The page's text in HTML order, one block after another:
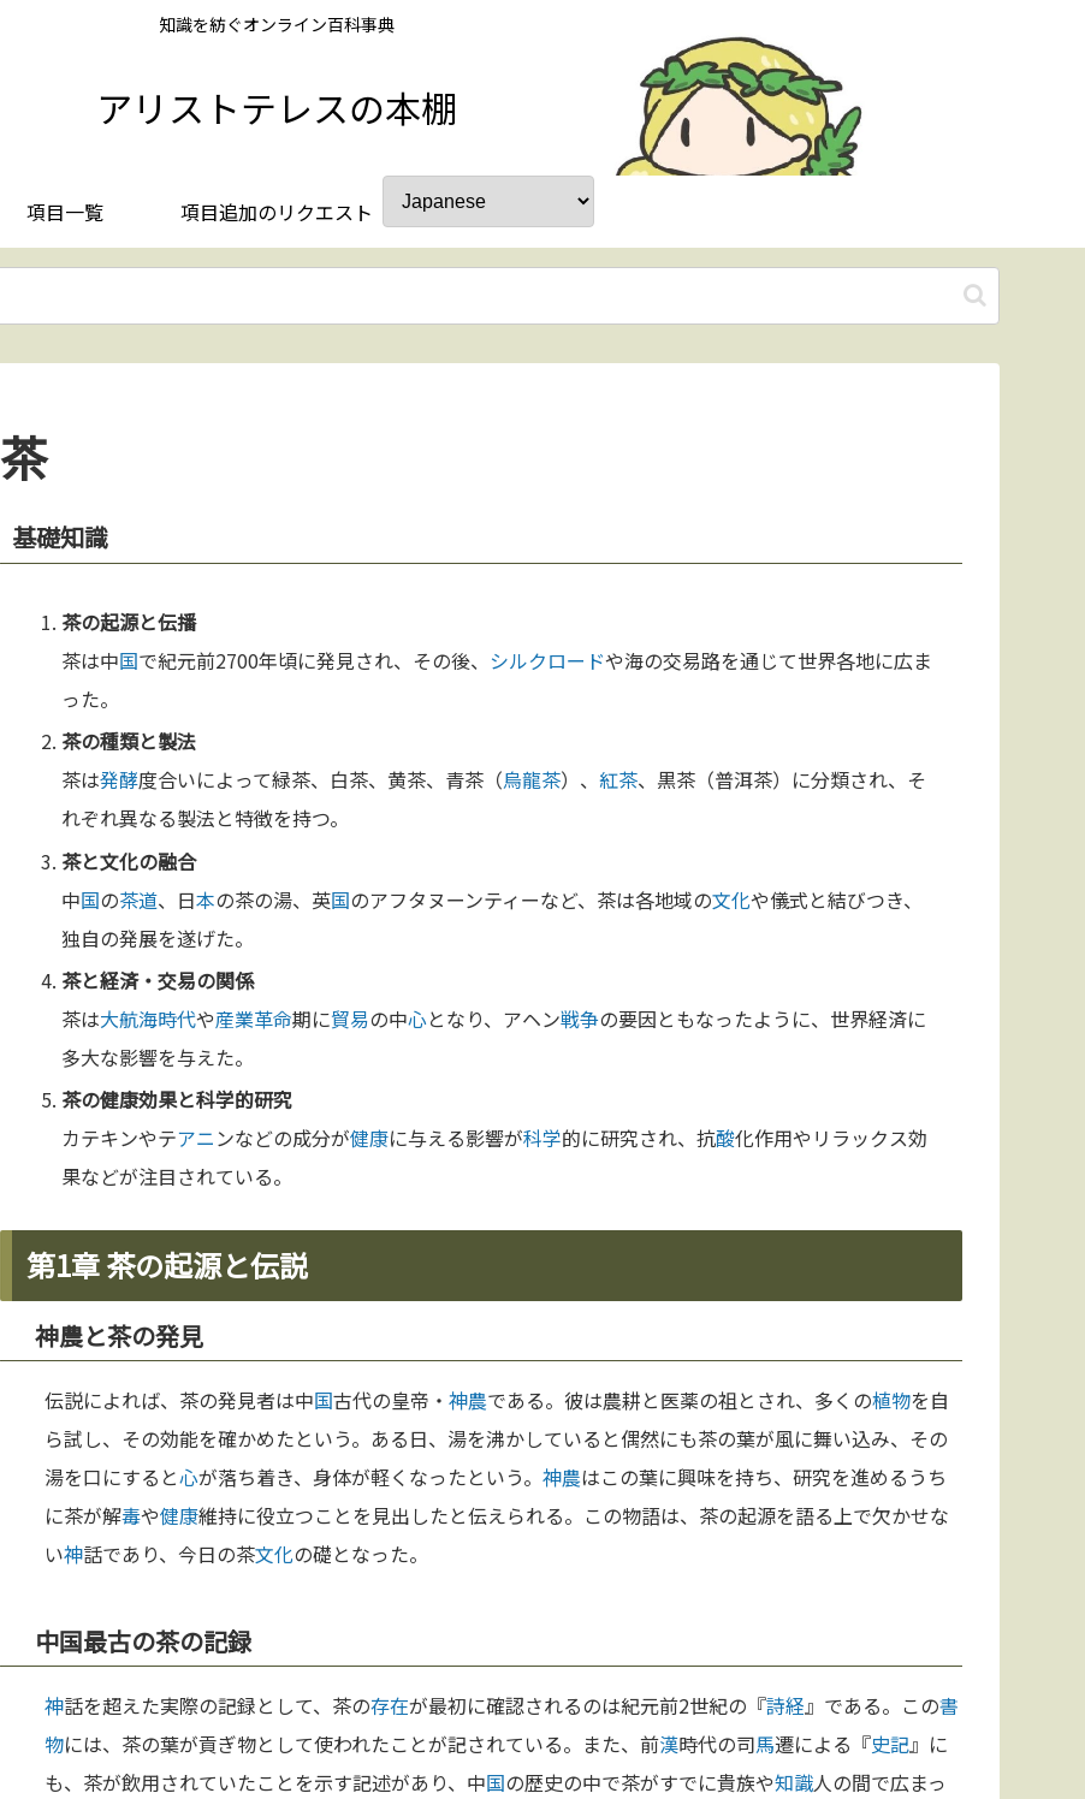
知識を紡ぐオンライン百科事典
アリストテレスの本棚
項目一覧 項目追加のリクエスト
茶
基礎知識
茶の起源と伝播
茶は中国で紀元前2700年頃に発見され、その後、 シルクロードや海の交易路を通じて世界各地に広ま
った。
茶の種類と製法
茶は発酵度合いによって緑茶、白茶、黄茶、青茶（烏龍茶）、紅茶、黒茶（普洱茶）に分類され、そ
れぞれ異なる製法と特徴を持つ。
茶と文化の融合
中国の茶道、日本の茶の湯、英国のアフタヌーンティーなど、茶は各地域の文化や儀式と結びつき、
独自の発展を遂げた。
茶と経済・交易の関係
茶は大航海時代や産業革命期に貿易の中心となり、アヘン戦争の要因ともなったように、世界経済に
多大な影響を与えた。
茶の健康効果と科学的研究
カテキンやテアニンなどの成分が健康に与える影響が科学的に研究され、抗酸化作用やリラックス効
果などが注目されている。
第1章 茶の起源と伝説
神農と茶の発見
伝説によれば、茶の発見者は中国古代の皇帝・ 神農である。彼は農耕と医薬の祖とされ、多くの植物を自
ら試し、その効能を確かめたという。ある日、湯を沸かしていると偶然にも茶の葉が風に舞い込み、その
湯を口にすると心が落ち着き、身体が軽くなったという。 神農はこの葉に興味を持ち、研究を進めるうち
に茶が解毒や健康維持に役立つことを見出したと伝えられる。この物語は、茶の起源を語る上で欠かせな
い神話であり、今日の茶文化の礎となった。
中国最古の茶の記録
神話を超えた実際の記録として、茶の存在が最初に確認されるのは紀元前2世紀の『詩経』である。この書
物には、茶の葉が貢ぎ物として使われたことが記されている。また、前漢時代の司馬遷による『史記』に
も、茶が飲用されていたことを示す記述があり、中国の歴史の中で茶がすでに貴族や知識人の間で広まっ